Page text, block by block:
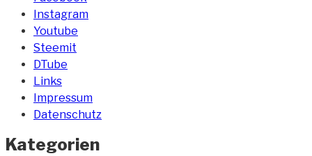
Instagram
Youtube
Steemit
DTube
Links
Impressum
Datenschutz
Kategorien